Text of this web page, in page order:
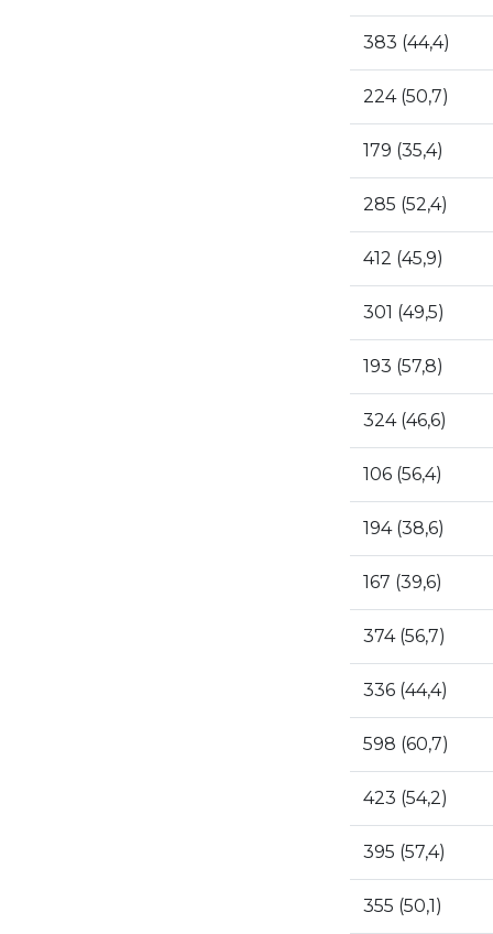
383 (44,4)
224 (50,7)
179 (35,4)
285 (52,4)
412 (45,9)
301 (49,5)
193 (57,8)
324 (46,6)
106 (56,4)
194 (38,6)
167 (39,6)
374 (56,7)
336 (44,4)
598 (60,7)
423 (54,2)
395 (57,4)
355 (50,1)